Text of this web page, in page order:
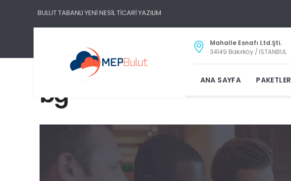
BULUT TABANLI YENİ NESİL TİCARİ YAZILIM
Mahalle Esnafı Ltd.Şti.
34149 Bakırköy / İSTANBUL
ANA SAYFA PAKETLER
bg